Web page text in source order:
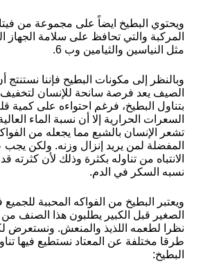
ويحتوي البطيخ ايضاً على مجموعة من
المركبة والتي تحافظ على سلامة الجهاز
مثل النياسين والثيامين وب 6.
وبالنظر إلى مكونات البطيح فإننا
الصيف يعد فرصة سانحة للإنسان لتخفيف
بتناول البطيخ، فرغم احتواءه على كمية
السعرات الحرارية إلا أن نسبة الماء
تشعر الإنسان بالشبع مما يجعله من
المفضلة لمن يريد إنزال وزنه. ولكن يجب
الانتباه من تناوله بكثرة وذلك لأن كثرته
نسبه السكر في الدم.
ويعتبر البطيخ من الفواكه المحببة
الصغير قبل الكبير يطلبون هذا الصنف من
نظرا لطعمه اللذيذ والمنعش. ونستعرض
طرقا مختلفة عن المعتاد نستطيع فيها
البطيخ: